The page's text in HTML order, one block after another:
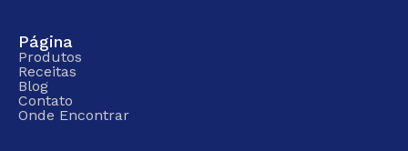
Página
Produtos
Receitas
Blog
Contato
Onde Encontrar